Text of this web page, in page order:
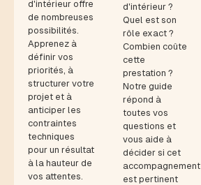
d'intérieur offre
de nombreuses
possibilités.
Apprenez à
définir vos
priorités, à
structurer votre
projet et à
anticiper les
contraintes
techniques
pour un résultat
à la hauteur de
vos attentes.
d'intérieur ?
Quel est son
rôle exact ?
Combien coûte
cette
prestation ?
Notre guide
répond à
toutes vos
questions et
vous aide à
décider si cet
accompagnement
est pertinent